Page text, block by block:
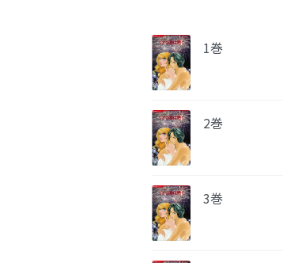
1巻
2巻
3巻